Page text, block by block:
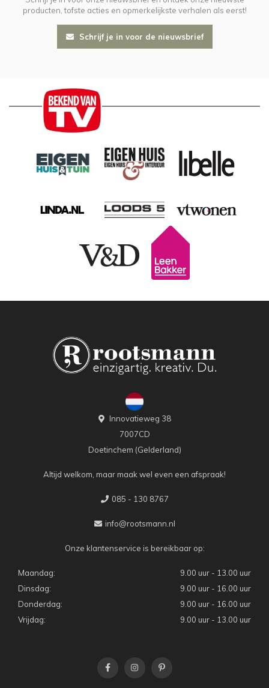
producten, tofste acties en opmerkelijkste verhalen als eerst!
Schrijf je in voor de nieuwsbrief
Innovatieweg 38
7007CD
Doetinchem (Gelderland)
Altijd welkom, maar maak wel even een afspraak!
085 - 130 8767
info@rootsmann.nl
Onze klantenservice is bereikbaar op:
Maandag:
9.00 uur - 13.00 uur
Dinsdag:
9.00 uur - 16.00 uur
Donderdag:
9.00 uur - 16.00 uur
Vrijdag:
9.00 uur - 13.00 uur